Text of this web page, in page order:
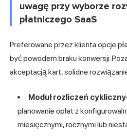
uwagę przy wyborze
płatniczego SaaS
Preferowane przez klienta opcje
być powodem braku konwersji.
akceptacją kart, solidne
Moduł rozliczeń
planowanie opłat z
miesięcznymi, rocznymi lub